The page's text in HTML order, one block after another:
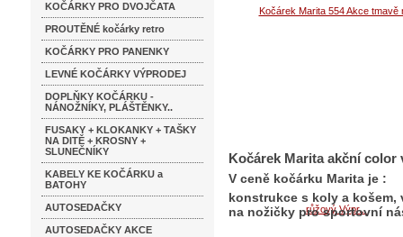
KOČÁRKY PRO DVOJČATA
PROUTĚNÉ kočárky retro
KOČÁRKY PRO PANENKY
LEVNÉ KOČÁRKY VÝPRODEJ
DOPLŇKY KOČÁRKU -
NÁNOŽNÍKY, PLÁŠTĚNKY..
FUSAKY + KLOKANKY + TAŠKY
NA DITĚ + KROSNY +
SLUNEČNÍKY
KABELY KE KOČÁRKU a
BATOHY
AUTOSEDAČKY
AUTOSEDAČKY AKCE
Kočárek Marita akční color
V ceně kočárku Marita je :
konstrukce s koly a
na nožičky pro sportovní